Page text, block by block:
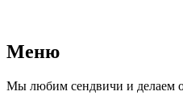
Меню
Мы любим сендвичи и делаем